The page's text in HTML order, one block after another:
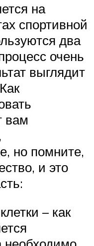
на
спортивной
два
очень
выглядит
вам
но помните,
и это
– как